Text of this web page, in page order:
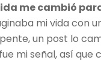
me cambió
mi vida con
un post lo
mi señal, así